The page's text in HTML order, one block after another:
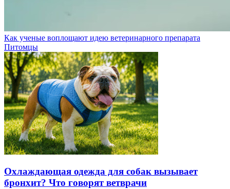
Как ученые воплощают идею ветеринарного препарата
Питомцы
Охлаждающая одежда для собак вызывает
бронхит? Что говорят ветврачи